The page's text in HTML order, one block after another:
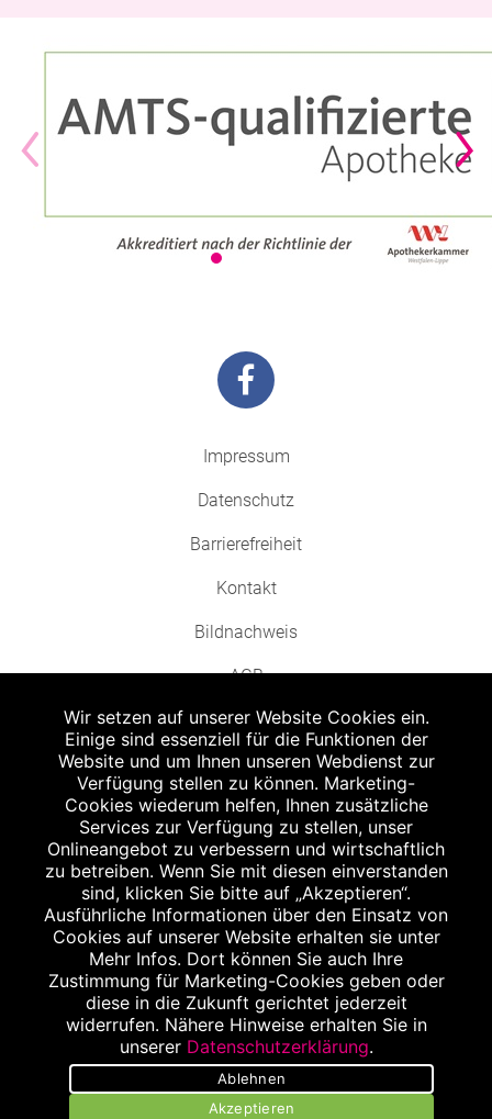
Impressum
Datenschutz
Barrierefreiheit
Kontakt
Bildnachweis
AGB
Abgabe in haushaltsüblichen Mengen, solange der Vorrat reicht. Für Druck-
und Satzfehler keine Haftung.
Zu Risiken und Nebenwirkungen lesen Sie die Packungsbeilage und fragen
Sie Ihren Arzt oder Apotheker.
Angabe nach der deutschen Arzneimitteltaxe Apothekenerstattungspreis
(AEP). Der AEP ist keine unverbindliche Preisempfehlung der Hersteller. Der
AEP ist ein von den Apotheken in Ansatz gebrachter Preis für rezeptfreie
Arzneimittel. Er entspricht in der Höhe dem für Apotheken verbindlichen
Abgabepreis, zu dem eine Apotheke in bestimmten Fällen (z.B. bei Kindern
unter 12 Jahren) das Produkt mit der gesetzlichen Krankenversicherung
abrechnet. Der AEP ist der allgemeine Erstattungspreis im Falle einer
Kostenübernahme durch die gesetzlichen Krankenkassen, vor Abzug eines
Zwangsrabattes (zur Zeit 5%) nach §130 Abs. 1 SGB V.
Unverbindliche Preisempfehlung des Herstellers (UVP).
powered by apovena.de
Wir setzen auf unserer Website Cookies ein.
Einige sind essenziell für die Funktionen der
Website und um Ihnen unseren Webdienst zur
Verfügung stellen zu können. Marketing-
Cookies wiederum helfen, Ihnen zusätzliche
Services zur Verfügung zu stellen, unser
Onlineangebot zu verbessern und wirtschaftlich
zu betreiben. Wenn Sie mit diesen einverstanden
sind, klicken Sie bitte auf „Akzeptieren“.
Ausführliche Informationen über den Einsatz von
Cookies auf unserer Website erhalten sie unter
Mehr Infos. Dort können Sie auch Ihre
Zustimmung für Marketing-Cookies geben oder
diese in die Zukunft gerichtet jederzeit
widerrufen. Nähere Hinweise erhalten Sie in
unserer Datenschutzerklärung.
Ablehnen
Akzeptieren